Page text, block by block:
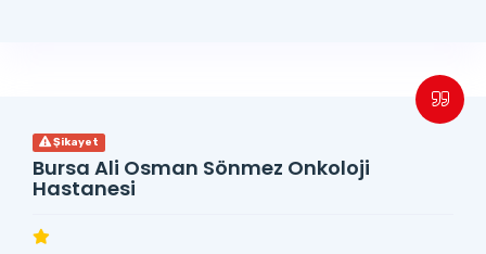
Şikayet
Bursa Ali Osman Sönmez Onkoloji
Hastanesi